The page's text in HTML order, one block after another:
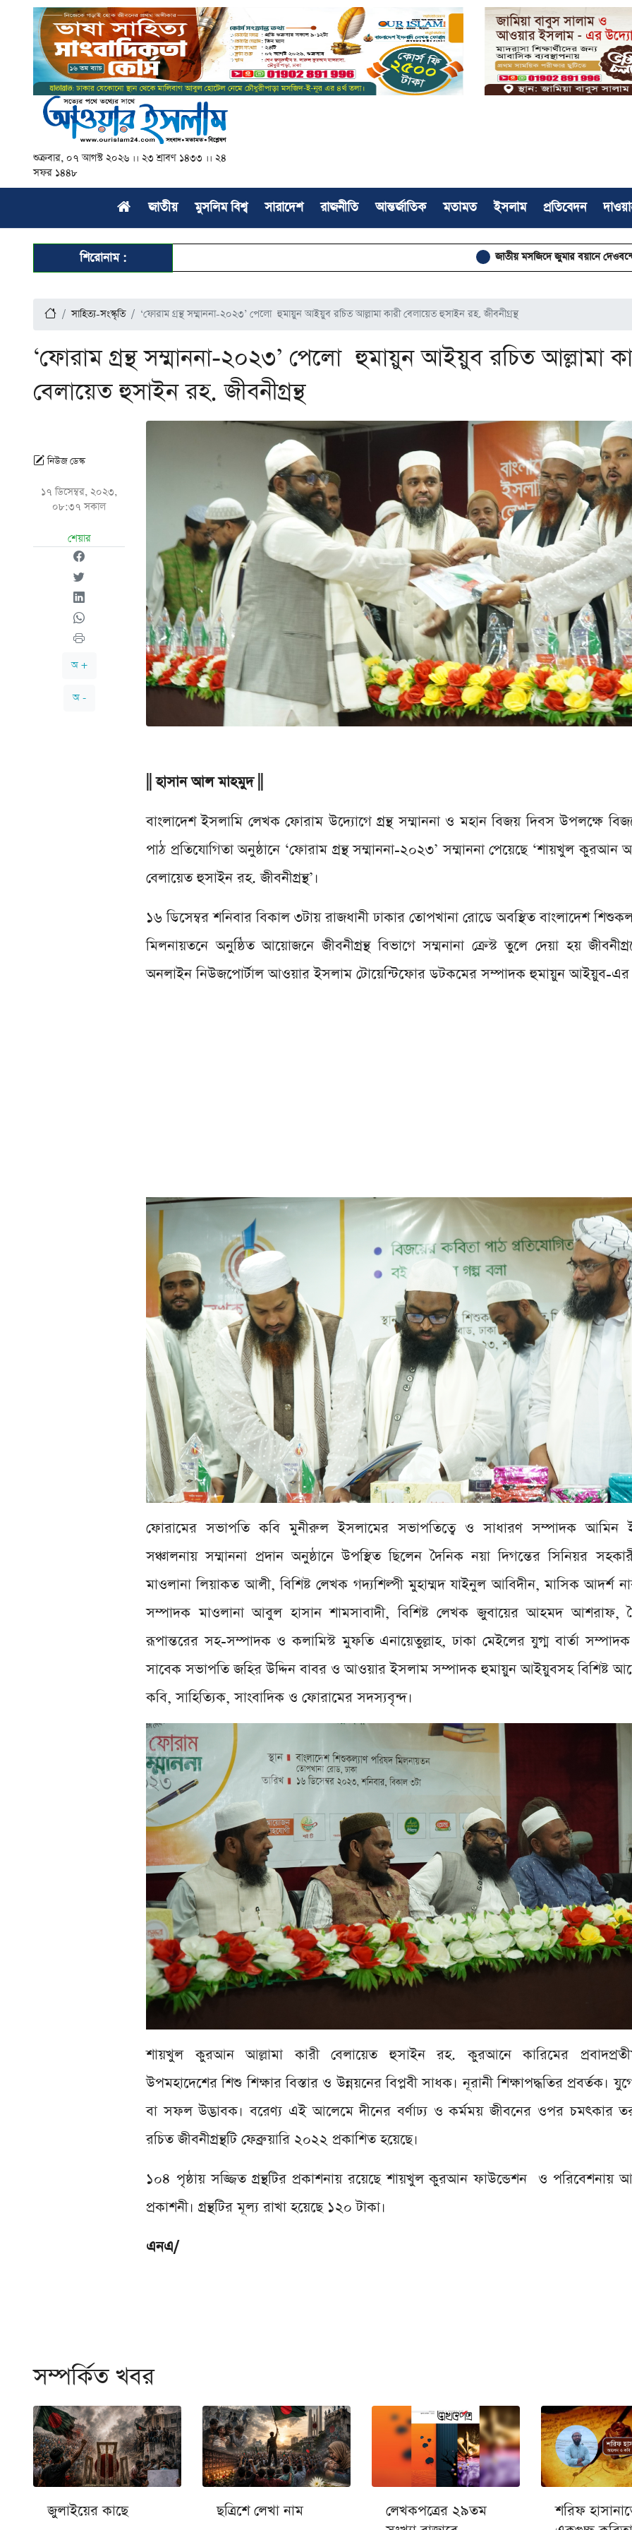
শুক্রবার, ০৭ আগস্ট ২০২৬ ।। ২৩ শ্রাবণ ১৪৩৩ ।। ২৪
সফর ১৪৪৮
জাতীয় মুসলিম বিশ্ব সারাদেশ রাজনীতি আন্তর্জাতিক মতামত ইসলাম প্রতিবেদন
শিরোনাম : জাতীয় মসজিদে জুমার বয়ানে দেওবন্দের মুহতামিমের
সাহিত্য-সংস্কৃতি ‘ফোরাম গ্রন্থ সম্মাননা-২০২৩’ পেলো হুমায়ুন আইয়ুব রচিত আল্লামা কারী বেলায়েত হুসাইন রহ. জীবনীগ্রন্থ
‘ফোরাম গ্রন্থ সম্মাননা-২০২৩’ পেলো হুমায়ুন আইয়ুব রচিত আল্লামা
বেলায়েত হুসাইন রহ. জীবনীগ্রন্থ
নিউজ ডেস্ক
১৭ ডিসেম্বর, ২০২৩,
০৮:৩৭ সকাল
শেয়ার
অ +
অ -
||হাসান আল মাহমুদ
বাংলাদেশ ইসলামি লেখক ফোরাম উদ্যোগে গ্রন্থ সম্মাননা ও মহান বিজয় দিবস উপলক্ষে
পাঠ প্রতিযোগিতা অনুষ্ঠানে ‘ফোরাম গ্রন্থ সম্মাননা-২০২৩’ সম্মাননা পেয়েছে ‘শায়খুল কুরআন
বেলায়েত হুসাইন রহ. জীবনীগ্রন্থ’।
১৬ ডিসেম্বর শনিবার বিকাল ৩টায় রাজধানী ঢাকার তোপখানা রোডে অবস্থিত বাংলাদেশ
মিলনায়তনে অনুষ্ঠিত আয়োজনে জীবনীগ্রন্থ বিভাগে সম্মনানা ক্রেস্ট তুলে দেয়া হয়
অনলাইন নিউজপোর্টাল আওয়ার ইসলাম টোয়েন্টিফোর ডটকমের সম্পাদক হুমায়ুন আইয়ুব-এর
ফোরামের সভাপতি কবি মুনীরুল ইসলামের সভাপতিত্বে ও সাধারণ সম্পাদক আমিন
সঞ্চালনায় সম্মাননা প্রদান অনুষ্ঠানে উপস্থিত ছিলেন দৈনিক নয়া দিগন্তের সিনিয়র
মাওলানা লিয়াকত আলী, বিশিষ্ট লেখক গদ্যশিল্পী মুহাম্মদ যাইনুল আবিদীন, মাসিক আদর্শ
সম্পাদক মাওলানা আবুল হাসান শামসাবাদী, বিশিষ্ট লেখক জুবায়ের আহমদ আশরাফ,
রূপান্তরের সহ-সম্পাদক ও কলামিস্ট মুফতি এনায়েতুল্লাহ, ঢাকা মেইলের যুগ্ম বার্তা
সাবেক সভাপতি জহির উদ্দিন বাবর ও আওয়ার ইসলাম সম্পাদক হুমায়ুন আইয়ুবসহ বিশিষ্ট
কবি, সাহিত্যিক, সাংবাদিক ও ফোরামের সদস্যবৃন্দ।
শায়খুল কুরআন আল্লামা কারী বেলায়েত হুসাইন রহ. কুরআনে কারিমের
উপমহাদেশের শিশু শিক্ষার বিস্তার ও উন্নয়নের বিপ্লবী সাধক। নূরানী শিক্ষাপদ্ধতির প্রবর্তক।
বা সফল উদ্ভাবক। বরেণ্য এই আলেমে দীনের বর্ণাঢ্য ও কর্মময় জীবনের ওপর চমৎকার
রচিত জীবনীগ্রন্থটি ফেব্রুয়ারি ২০২২ প্রকাশিত হয়েছে।
১০৪ পৃষ্ঠায় সজ্জিত গ্রন্থটির প্রকাশনায় রয়েছে শায়খুল কুরআন ফাউন্ডেশন ও পরিবেশনায়
প্রকাশনী। গ্রন্থটির মূল্য রাখা হয়েছে ১২০ টাকা।
এনএ/
সম্পর্কিত খবর
জুলাইয়ের কাছে ছত্রিশে লেখা নাম
লেখকপত্রের ২৯তম
শরিফ